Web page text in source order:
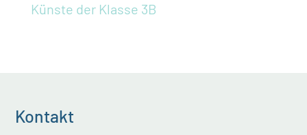
Künste der Klasse 3B
Kontakt